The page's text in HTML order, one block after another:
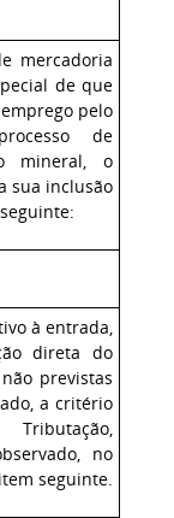
mercadoria
de que
pelo
de
mineral, o
sua inclusão
à entrada,
direta do
previstas
a critério
no
seguinte.